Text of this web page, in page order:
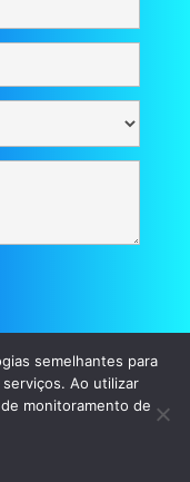
p45m0
semelhantes para
Ao utilizar
monitoramento de